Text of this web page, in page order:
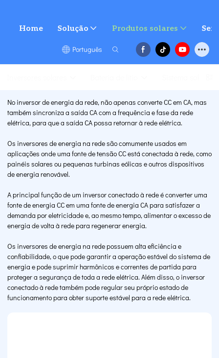
Home Solução Produtos solares
Português
No inversor de energia da rede, não apenas converte CC em CA, mas
também sincroniza a saída CA com a frequência e fase da rede
elétrica, para que a saída CA possa retornar à rede elétrica.
Os inversores de energia na rede são comumente usados ​​em
aplicações onde uma fonte de tensão CC está conectada à rede, como
painéis solares ou pequenas turbinas eólicas e outros dispositivos
de energia renovável.
A principal função de um inversor conectado à rede é converter uma
fonte de energia CC em uma fonte de energia CA para satisfazer a
demanda por eletricidade e, ao mesmo tempo, alimentar o excesso de
energia de volta à rede para regenerar energia.
Os inversores de energia na rede possuem alta eficiência e
confiabilidade, o que pode garantir a operação estável do sistema de
energia e pode suprimir harmônicos e correntes de partida para
proteger a segurança de toda a rede elétrica. Além disso, o inversor
conectado à rede também pode regular seu próprio estado de
funcionamento para obter suporte estável para a rede elétrica.